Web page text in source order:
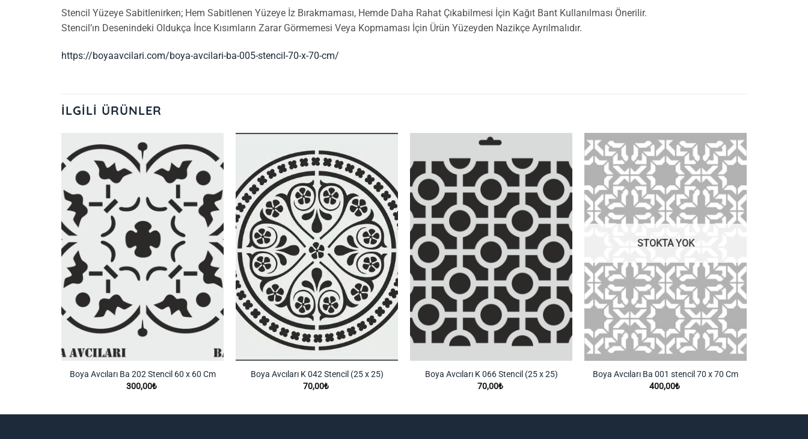
Stencil Yüzeye Sabitlenirken; Hem Sabitlenen Yüzeye İz Bırakmaması, Hemde Daha Rahat Çıkabilmesi İçin Kağıt Bant Kullanılması Önerilir.
Stencil’ın Desenindeki Oldukça İnce Kısımların Zarar Görmemesi Veya Kopmaması İçin Ürün Yüzeyden Nazikçe Ayrılmalıdır.
https://boyaavcilari.com/boya-avcilari-ba-005-stencil-70-x-70-cm/
İLGILI ÜRÜNLER
Listeme
Ekle
Boya Avcıları Ba 202 Stencil 60 x 60 Cm
300,00₺
İstek
Listeme
Ekle
Boya Avcıları K 042 Stencil (25 x 25)
70,00₺
Listeme
Ekle
Boya Avcıları K 066 Stencil (25 x 25)
70,00₺
İstek
Listeme
Ekle
STOKTA YOK
Boya Avcıları Ba 001 stencil 70 x 70 Cm
400,00₺